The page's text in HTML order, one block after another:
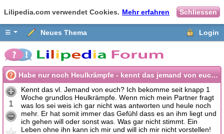
Lilipedia.com verwendet Cookies. Mehr erfahren Schliessen
≡ Neues Thema Login
Habe nur noch Heulkrämpfe - kennt das jemand von euch?
1
Kennt das vl. Jemand von euch? Ich bekomme seit knapp 1
Woche grundlos Heulkrämpfe. Wenn mich mein Partner fragt
was los sei weis ich gar nicht was antworten und heule noch
mehr. Er hat somit immer das Gefühl dass es an ihm liegt und
ich gehen will oder sonst was. Was gar nicht stimmt. Ein
Leben ohne ihn kann ich mir und will ich mir nicht vorstellen!